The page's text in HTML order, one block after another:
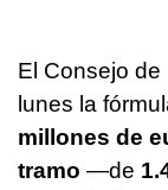
El Consejo de
lunes la
millones de
tramo —de